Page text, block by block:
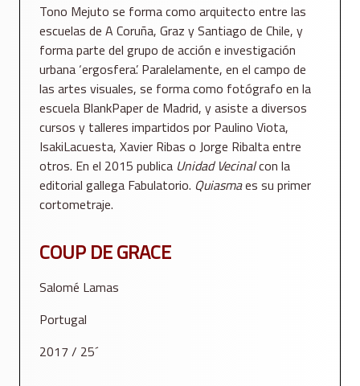
Tono Mejuto se forma como arquitecto entre las
escuelas de A Coruña, Graz y Santiago de Chile, y
forma parte del grupo de acción e investigación
urbana ‘ergosfera’. Paralelamente, en el campo de
las artes visuales, se forma como fotógrafo en la
escuela BlankPaper de Madrid, y asiste a diversos
cursos y talleres impartidos por Paulino Viota,
IsakiLacuesta, Xavier Ribas o Jorge Ribalta entre
otros. En el 2015 publica Unidad Vecinalcon la
editorial gallega Fabulatorio. Quiasmaes su primer
cortometraje.
COUP DE GRACE
Salomé Lamas
Portugal
2017 / 25´